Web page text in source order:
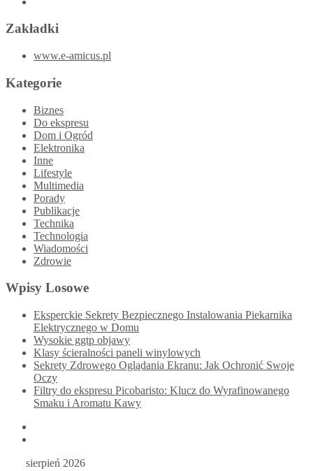
Zakładki
www.e-amicus.pl
Kategorie
Biznes
Do ekspresu
Dom i Ogród
Elektronika
Inne
Lifestyle
Multimedia
Porady
Publikacje
Technika
Technologia
Wiadomości
Zdrowie
Wpisy Losowe
Eksperckie Sekrety Bezpiecznego Instalowania Piekarnika
Elektrycznego w Domu
Wysokie ggtp objawy
Klasy ścieralności paneli winylowych
Sekrety Zdrowego Oglądania Ekranu: Jak Ochronić Swoje
Oczy
Filtry do ekspresu Picobaristo: Klucz do Wyrafinowanego
Smaku i Aromatu Kawy
sierpień 2026